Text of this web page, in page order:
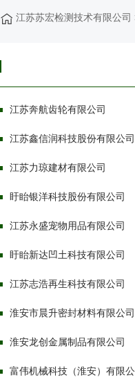
江苏奔航齿轮有限公司
江苏鑫信润科技股份有限公司
江苏力琼建材有限公司
盱眙银洋科技股份有限公司
江苏永盛宠物用品有限公司
盱眙新达凹土科技有限公司
江苏志浩再生科技有限公司
淮安市晨升密封材料有限公司
淮安龙创金属制品有限公司
富伟机械科技（淮安）有限
江苏苏宏检测技术有限公司